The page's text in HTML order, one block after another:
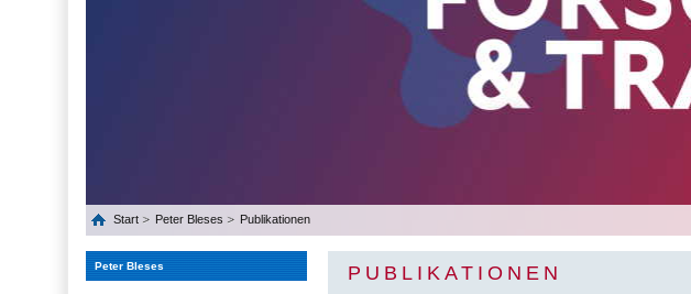
Start Peter Bleses Publikationen
Peter Bleses PUBLIKATIONEN